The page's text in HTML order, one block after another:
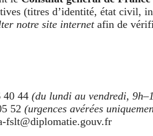
(titres d’identité, état
notre site internetafin de
40 44 (du lundi au vendredi,
52 (urgences avérées
fslt@diplomatie.gouv.fr